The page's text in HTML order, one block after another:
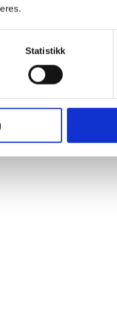
Statistikk
teknologi, men är
inte alla applikationer